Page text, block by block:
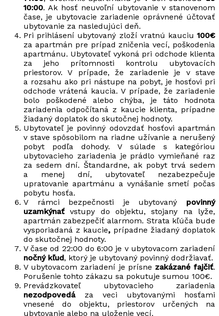
10:00. Ak hosť neuvoľní ubytovanie v stanovenom
čase, je ubytovacie zariadenie oprávnené účtovať
ubytovanie za nasledujúci deň.
Pri prihlásení ubytovaný zloží vratnú kauciu 100€
za apartmán pre prípad zničenia vecí, poškodenia
apartmánu. Ubytovateľ vykoná pri odchode klienta
za jeho prítomnosti kontrolu ubytovacích
priestorov. V prípade, že zariadenie je v stave
a rozsahu ako pri nástupe na pobyt, je hosťovi pri
odchode vrátená kaucia. V prípade, že zariadenie
bolo poškodené alebo chýba, je táto hodnota
zariadenia odpočítaná z kaucie klienta, prípadne
žiadaný doplatok do skutočnej hodnoty.
Ubytovateľ je povinný odovzdať hosťovi apartmán
v stave spôsobilom na riadne užívanie a nerušený
pobyt podľa dohody. V súlade s kategóriou
ubytovacieho zariadenia je prádlo vymieňané raz
za sedem dní. Štandardne, ak pobyt trvá sedem
a menej dní, ubytovateľ nezabezpečuje
upratovanie apartmánu a vynášanie smetí počas
pobytu hosťa.
V rámci bezpečnosti je ubytovaný povinný
uzamkýnať vstupy do objektu, stojany na lyže,
apartmán zabezpečiť alarmom. Strata kľúča bude
vysporiadaná z kaucie, prípadne žiadaný doplatok
do skutočnej hodnoty.
V čase od 22:00 do 6:00 je v ubytovacom zariadení
nočný kľud, ktorý je ubytovaný povinný dodržiavať.
V ubytovacom zariadení je prísne zakázané fajčiť.
Porušenie tohto zákazu sa pokutuje sumou 100€.
Prevádzkovateľ ubytovacieho zariadenia
nezodpovedá za veci ubytovanými hosťami
vnesené do objektu, priestorov určených na
ubytovanie alebo na uloženie vecí.